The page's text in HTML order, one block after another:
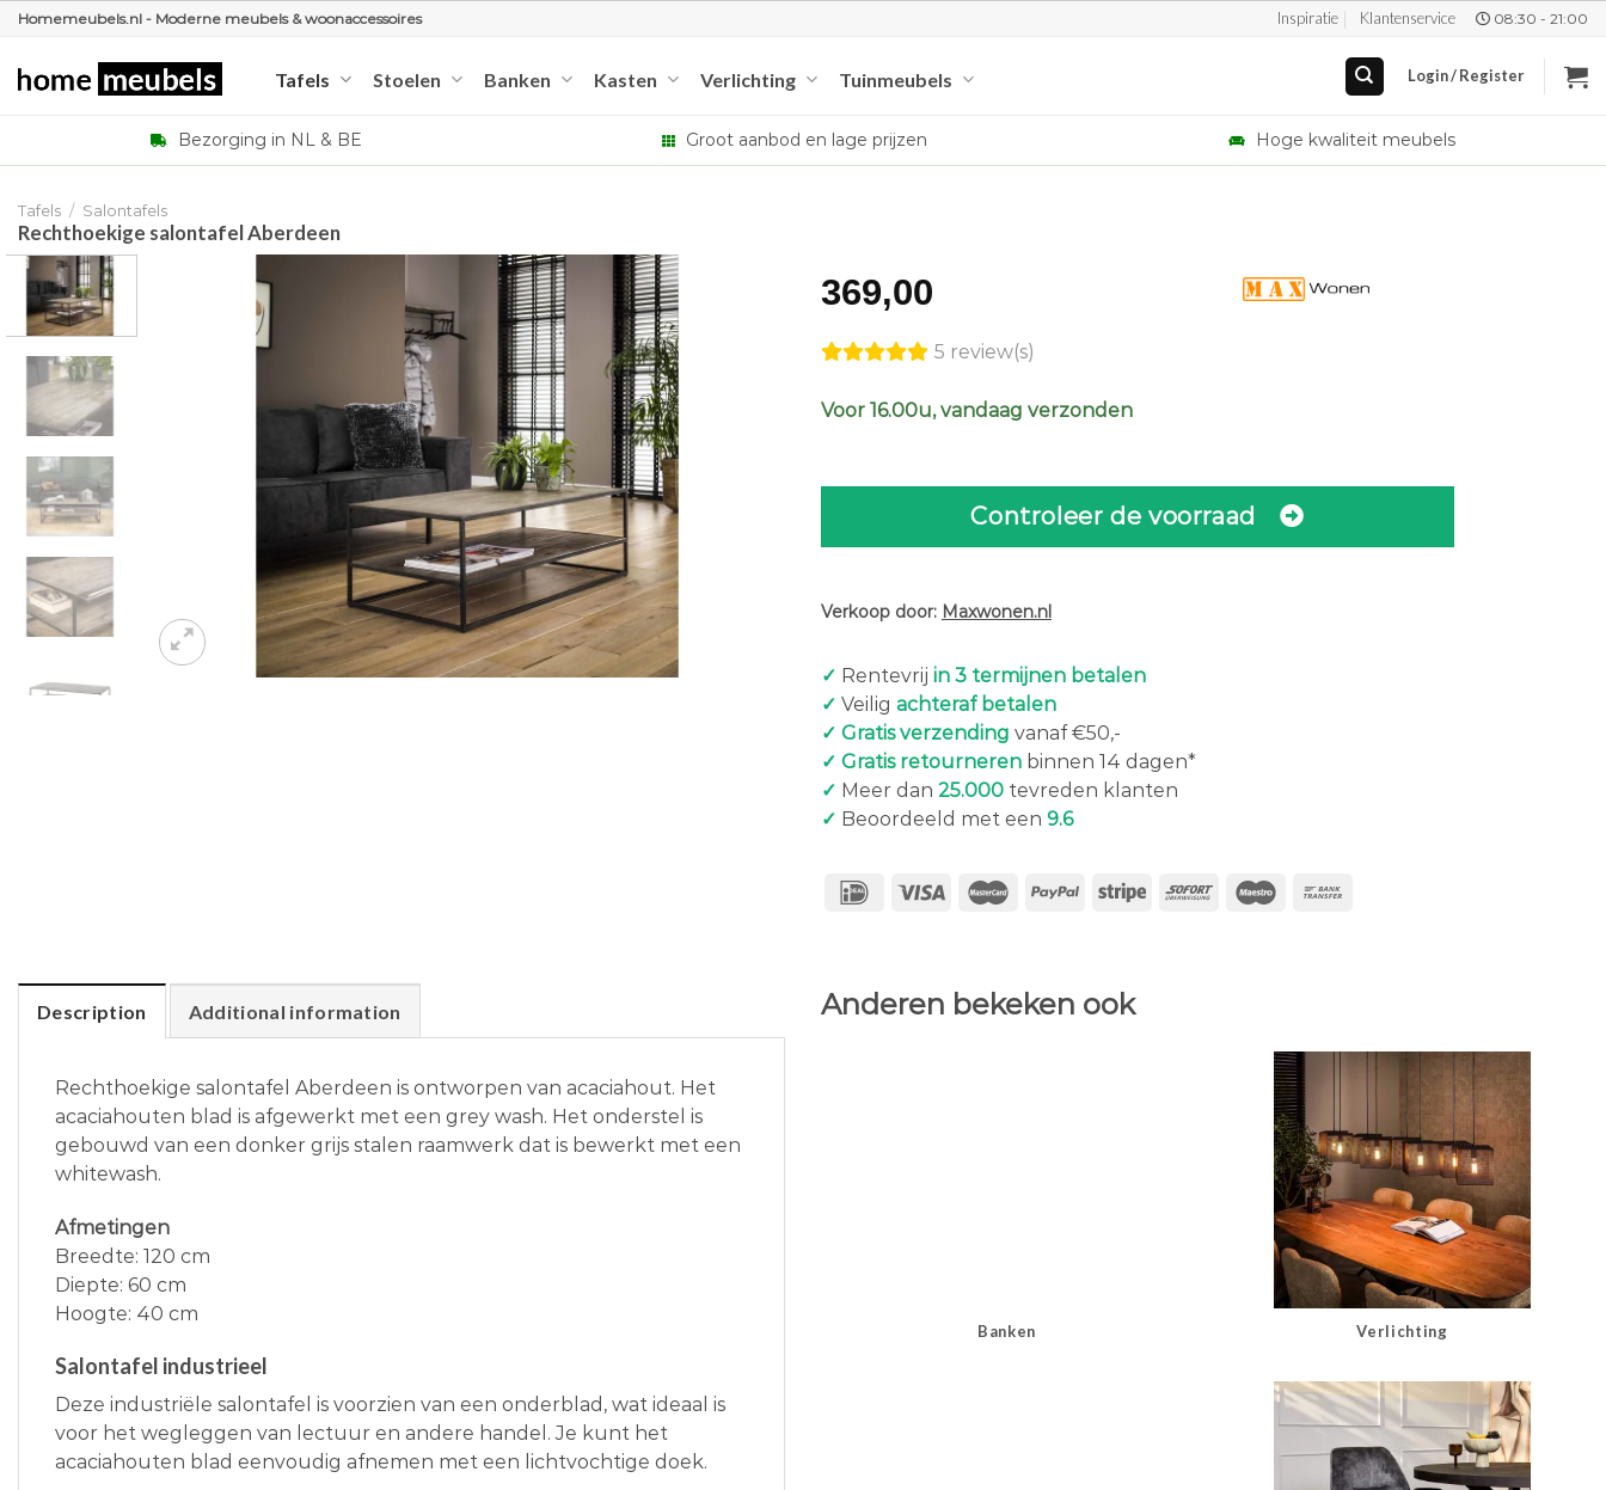
Ga
inhoud
Homemeubels.nl - Moderne meubels & woonaccessoires Inspiratie Klantenservice 08:30 - 21:00
Tafels Stoelen Banken Kasten Verlichting Tuinmeubels Login / Register
Bezorging in NL & BE Groot aanbod en lage prijzen Hoge kwaliteit meubels
Tafels / Salontafels
Rechthoekige salontafel Aberdeen
369,00
5 review(s)
Voor 16.00u, vandaag verzonden
Controleer de voorraad
Verkoop door: Maxwonen.nl
✓ Rentevrij in 3 termijnen betalen
✓ Veilig achteraf betalen
✓ Gratis verzending vanaf €50,-
✓ Gratis retourneren binnen 14 dagen*
✓ Meer dan 25.000 tevreden klanten
✓ Beoordeeld met een 9.6
Description Additional information
Rechthoekige salontafel Aberdeen is ontworpen van acaciahout. Het
acaciahouten blad is afgewerkt met een grey wash. Het onderstel is
gebouwd van een donker grijs stalen raamwerk dat is bewerkt met een
whitewash.
Afmetingen
Breedte: 120 cm
Diepte: 60 cm
Hoogte: 40 cm
Salontafel industrieel
Deze industriële salontafel is voorzien van een onderblad, wat ideaal is
voor het wegleggen van lectuur en andere handel. Je kunt het
acaciahouten blad eenvoudig afnemen met een lichtvochtige doek.
Anderen bekeken ook
Banken Verlichting